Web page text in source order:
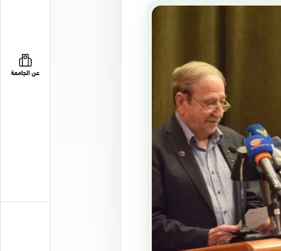
عن الجامعة